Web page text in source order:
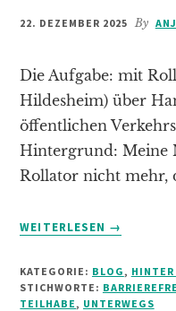
22. DEZEMBER 2025 By
Die Aufgabe: mit
Hildesheim) über
öffentlichen
Hintergrund: Meine
Rollator nicht mehr,
WEITERLESEN
INFOS
MEIN
→
KATEGORIE: BLOG , HINTER
STICHWORTE:
TEILHABE , UNTERWEGS